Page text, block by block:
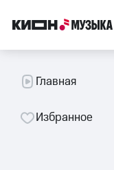
Главная
Избранное